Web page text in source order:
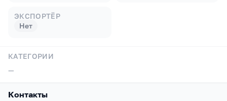
ЭКСПОРТЁР
Нет
КАТЕГОРИИ
—
Контакты